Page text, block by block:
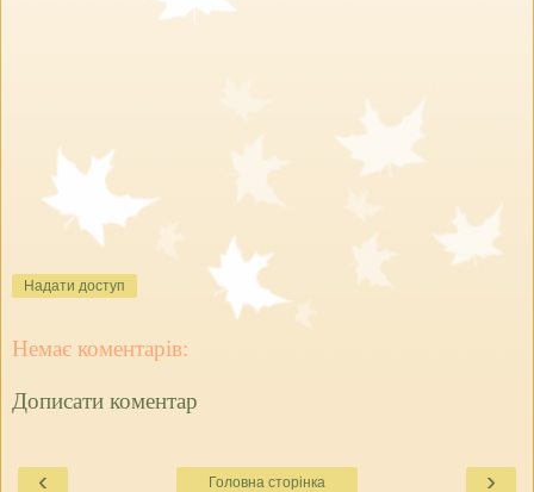
Надати доступ
Немає коментарів:
Дописати коментар
‹ ›
Головна сторінка